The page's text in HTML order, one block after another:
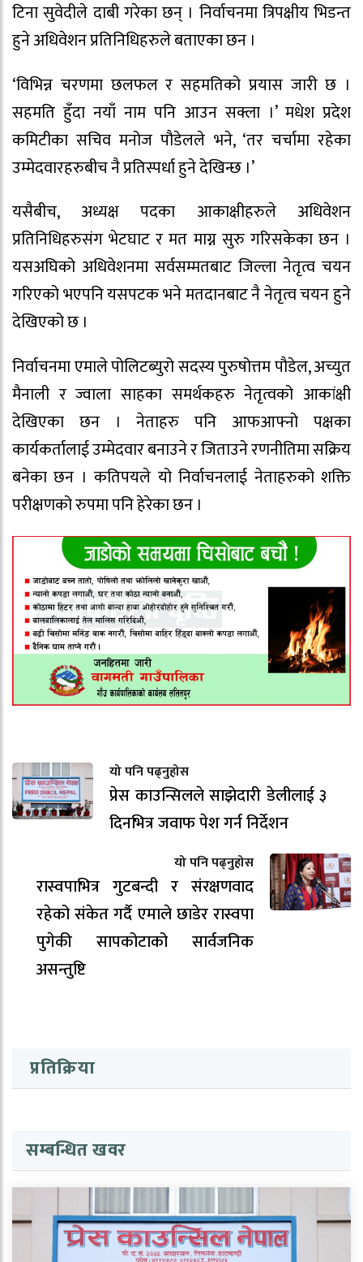
टिना सुवेदीले दाबी गरेका छन् । निर्वाचनमा त्रिपक्षीय भिडन्त
हुने अधिवेशन प्रतिनिधिहरुले बताएका छन ।
‘विभिन्न चरणमा छलफल र सहमतिको प्रयास जारी छ ।
सहमति हुँदा नयाँ नाम पनि आउन सक्ला ।’ मधेश प्रदेश
कमिटीका सचिव मनोज पौडेलले भने, ‘तर चर्चामा रहेका
उम्मेदवारहरुबीच नै प्रतिस्पर्धा हुने देखिन्छ ।’
यसैबीच, अध्यक्ष पदका आकाक्षीहरुले अधिवेशन
प्रतिनिधिहरुसंग भेटघाट र मत माग्न सुरु गरिसकेका छन ।
यसअघिको अधिवेशनमा सर्वसम्मतबाट जिल्ला नेतृत्व चयन
गरिएको भएपनि यसपटक भने मतदानबाट नै नेतृत्व चयन हुने
देखिएको छ ।
निर्वाचनमा एमाले पोलिटब्युरो सदस्य पुरुषोत्तम पौडेल, अच्युत
मैनाली र ज्वाला साहका समर्थकहरु नेतृत्वको आकांक्षी
देखिएका छन । नेताहरु पनि आफआफ्नो पक्षका
कार्यकर्तालाई उम्मेदवार बनाउने र जिताउने रणनीतिमा सक्रिय
बनेका छन । कतिपयले यो निर्वाचनलाई नेताहरुको शक्ति
परीक्षणको रुपमा पनि हेरेका छन ।
यो पनि पढ्नुहोस
प्रेस काउन्सिलले साझेदारी डेलीलाई ३
दिनभित्र जवाफ पेश गर्न निर्देशन
यो पनि पढ्नुहोस
रास्वपाभित्र गुटबन्दी र संरक्षणवाद
रहेको संकेत गर्दै एमाले छाडेर रास्वपा
पुगेकी सापकोटाको सार्वजनिक
असन्तुष्टि
प्रतिक्रिया
सम्बन्धित खवर